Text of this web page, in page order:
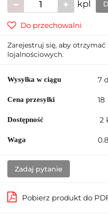
kpl
Do przechowalni
Zarejestruj się, aby
lojalnościowych.
Wysyłka w ciągu 7
Cena przesyłki 18
Dostępność 2
Waga
Zadaj pytanie
Pobierz produkt do